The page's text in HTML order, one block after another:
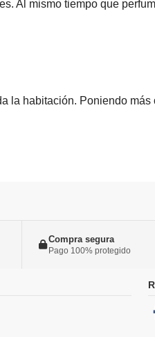
Al mismo tiempo que
la habitación. Poniendo más
Compra segura
Pago 100% protegido